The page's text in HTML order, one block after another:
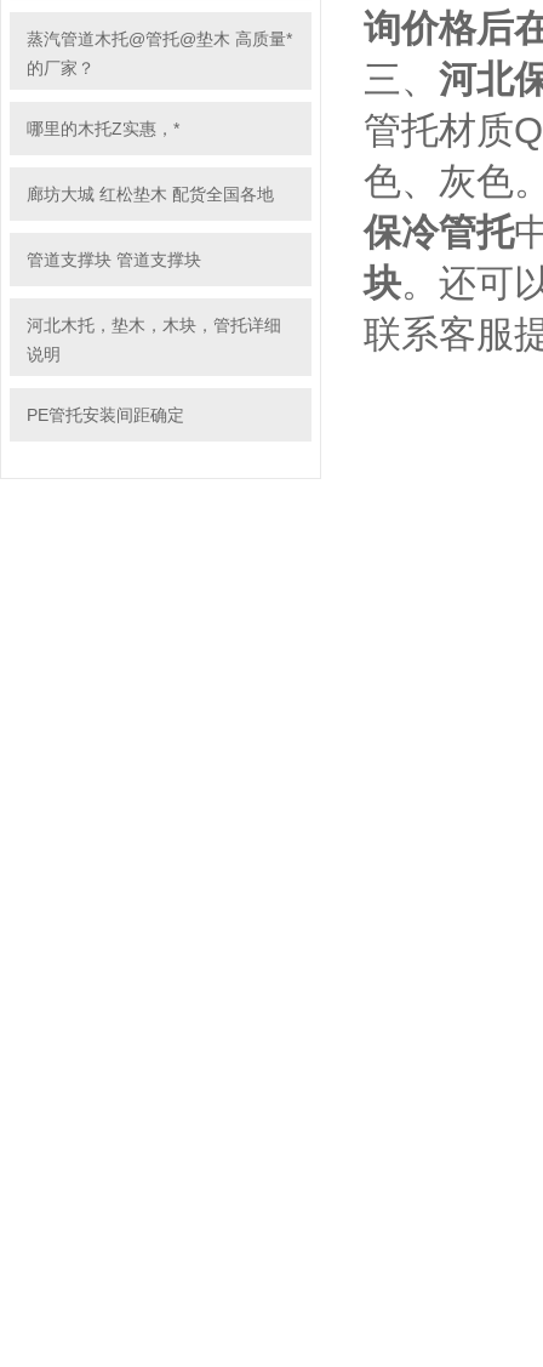
蒸汽管道木托@管托@垫木 高质量*
的厂家？
哪里的木托Z实惠，*
廊坊大城 红松垫木 配货全国各地
管道支撑块 管道支撑块
河北木托，垫木，木块，管托详细
说明
PE管托安装间距确定
询价格后
三、 河北
管托材质
色、灰色
保冷管托
块。还可
联系客服